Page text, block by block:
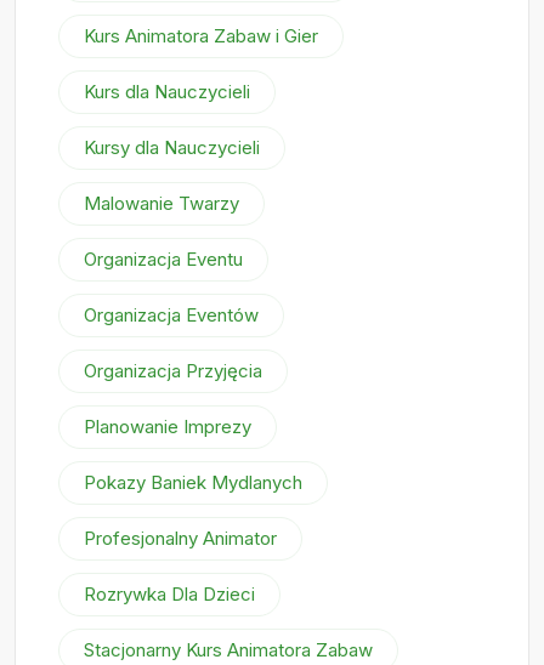
Kurs Animatora Zabaw i Gier
Kurs dla Nauczycieli
Kursy dla Nauczycieli
Malowanie Twarzy
Organizacja Eventu
Organizacja Eventów
Organizacja Przyjęcia
Planowanie Imprezy
Pokazy Baniek Mydlanych
Profesjonalny Animator
Rozrywka Dla Dzieci
Stacjonarny Kurs Animatora Zabaw